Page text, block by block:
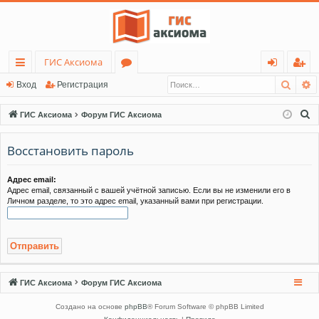
с
ы
лк
и
ГИС Аксиома
ру
м
ы
д
ег
ис
тр
Вход Регистрация
ГИС Аксиома Форум ГИС Аксиома
Восстановить пароль
Адрес email:
Адрес email, связанный с вашей учётной записью. Если вы не изменили его в
Личном разделе, то это адрес email, указанный вами при регистрации.
ГИС Аксиома Форум ГИС Аксиома
Создано на основе phpBB® Forum Software © phpBB Limited